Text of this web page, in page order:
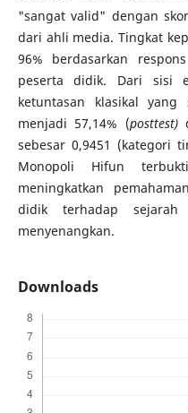
"sangat valid" dengan
dari ahli media. Tingkat
96% berdasarkan
peserta didik. Dari sisi
ketuntasan klasikal
menjadi 57,14% (posttest)
sebesar 0,9451 (kategori
Monopoli Hifun
meningkatkan
didik terhadap
menyenangkan.
Downloads